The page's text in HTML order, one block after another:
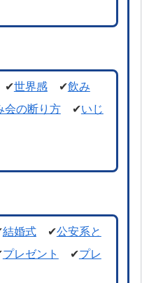
世界感✔飲み
会の断り方✔いじ
結婚式✔公安系と
プレゼント ✔プレ